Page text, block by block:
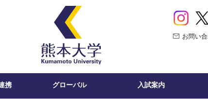
mail_outline お問い
携 グローバル 入試案内